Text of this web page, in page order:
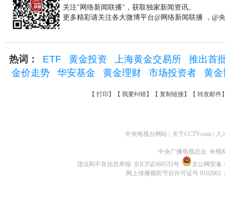
关注"网络新闻联播"，获取独家新闻资讯。
更多精彩请关注各大微博平台@网络新闻联播 ，@
热词： ETF 黄金投资 上海黄金交易所
推出首
金价走势
华安基金 黄金理财 市场投资者 黄
【 打印 】【 我要纠错】【 复制链接】【 转发邮件
中央电视台网站 关于CCTV.com 人
中央广播电视总台 央视
违法和不良信息举报 京ICP证060535号
京公网安备
网上传播视听节目许可证号 0102002